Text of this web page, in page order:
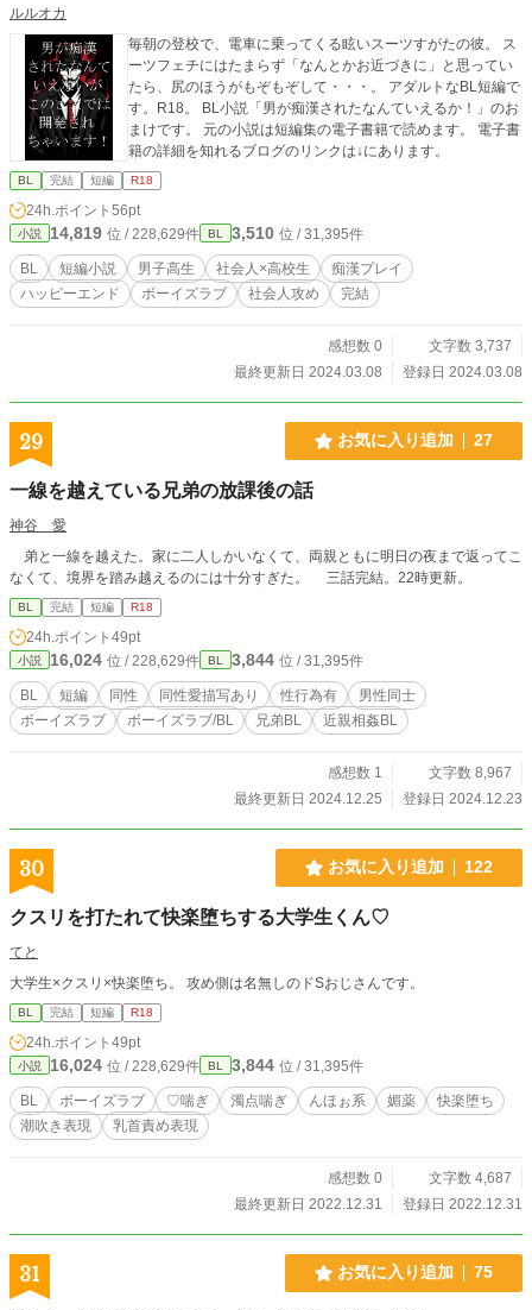
ルルオカ
毎朝の登校で、電車に乗ってくる眩いスーツすがたの彼。 ス
ーツフェチにはたまらず「なんとかお近づきに」と思ってい
たら、尻のほうがもぞもぞして・・・。 アダルトなBL短編で
す。R18。 BL小説「男が痴漢されたなんていえるか！」のお
まけです。 元の小説は短編集の電子書籍で読めます。 電子書
籍の詳細を知れるブログのリンクは↓にあります。
BL 完結 短編 R18
24h.ポイント 56pt
小説 14,819 位 / 228,629件 BL 3,510 位 / 31,395件
BL 短編小説 男子高生 社会人×高校生
痴漢プレイ
ハッピーエンド
ボーイズラブ 社会人攻め 完結
感想数 0
文字数 3,737
最終更新日 2024.03.08
登録日 2024.03.08
29 お気に入り追加 27
一線を越えている兄弟の放課後の話
神谷 愛
弟と一線を越えた。家に二人しかいなくて、両親ともに明日の夜まで返ってこ
なくて、境界を踏み越えるのには十分すぎた。 三話完結。22時更新。
BL 完結 短編 R18
24h.ポイント 49pt
小説 16,024 位 / 228,629件 BL 3,844 位 / 31,395件
BL 短編 同性 同性愛描写あり 性行為有
男性同士
ボーイズラブ
ボーイズラブ/BL 兄弟BL 近親相姦BL
感想数 1
文字数 8,967
最終更新日 2024.12.25
登録日 2024.12.23
30 お気に入り追加 122
クスリを打たれて快楽堕ちする大学生くん♡
てと
大学生×クスリ×快楽堕ち。 攻め側は名無しのドSおじさんです。
BL 完結 短編 R18
24h.ポイント 49pt
小説 16,024 位 / 228,629件 BL 3,844 位 / 31,395件
BL ボーイズラブ ♡喘ぎ 濁点喘ぎ んほぉ系 媚薬
快楽堕ち
潮吹き表現
乳首責め表現
感想数 0
文字数 4,687
最終更新日 2022.12.31
登録日 2022.12.31
31 お気に入り追加 75